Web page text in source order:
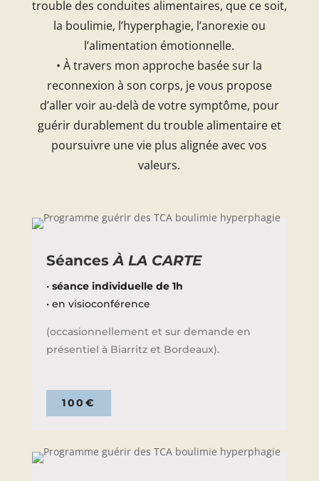
trouble des conduites alimentaires, que ce soit,
la boulimie, l’hyperphagie, l’anorexie ou
l’alimentation émotionnelle.
• À travers mon approche basée sur la
reconnexion à son corps, je vous propose
d’aller voir au-delà de votre symptôme, pour
guérir durablement du trouble alimentaire et
poursuivre une vie plus alignée avec vos
valeurs.
SéancesÀ LA CARTE
• séance individuelle de 1h
• en visioconférence
(occasionnellement et sur demande en
présentiel à Biarritz et Bordeaux).
100€